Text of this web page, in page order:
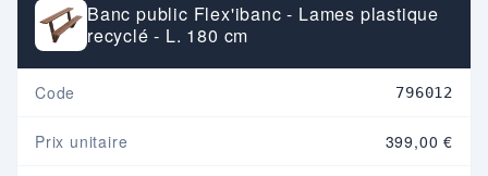
Banc public Flex'ibanc - Lames plastique
recyclé - L. 180 cm
Code 796012
Prix unitaire 399,00 €